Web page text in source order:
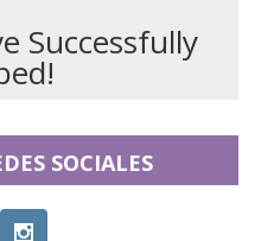
Successfully
SOCIALES